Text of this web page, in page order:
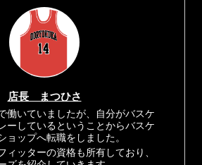
店長 まつひさ
働いていましたが、自分がバスケ
ーしているということからバスケ
ョップへ転職をしました。
ィッターの資格も所有しており、